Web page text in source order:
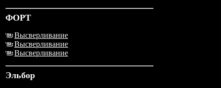
ФОРТ
Высверливание
Высверливание
Высверливание
Эльбор